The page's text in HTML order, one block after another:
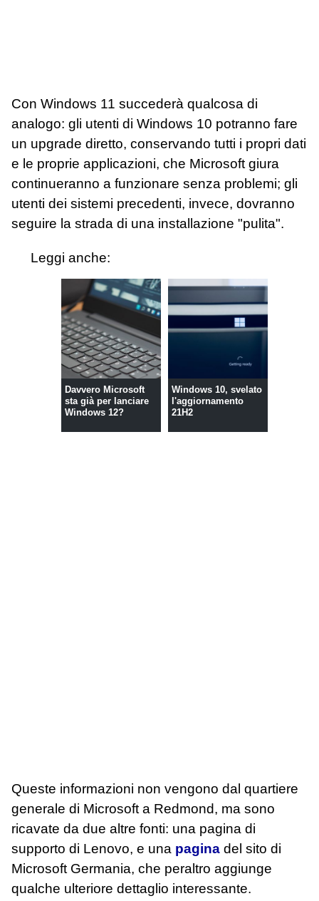
Con Windows 11 succederà qualcosa di
analogo: gli utenti di Windows 10 potranno fare
un upgrade diretto, conservando tutti i propri dati
e le proprie applicazioni, che Microsoft giura
continueranno a funzionare senza problemi; gli
utenti dei sistemi precedenti, invece, dovranno
seguire la strada di una installazione "pulita".
Leggi anche:
Davvero Microsoft
sta già per lanciare
Windows 12?
Windows 10, svelato
l'aggiornamento
21H2
Queste informazioni non vengono dal quartiere
generale di Microsoft a Redmond, ma sono
ricavate da due altre fonti: una pagina di
supporto di Lenovo, e una pagina del sito di
Microsoft Germania, che peraltro aggiunge
qualche ulteriore dettaglio interessante.